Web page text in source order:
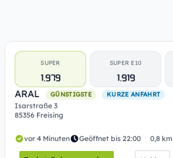
SUPER
1.979
SUPER E10
1.919
ARAL
GÜNSTIGSTE KURZE ANFAHRT
Isarstraße 3
85356 Freising
vor 4 Minuten Geöffnet bis 22:00 0,8 km